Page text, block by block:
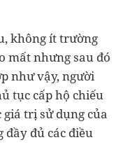
không ít trường
mất nhưng sau đó
như vậy, người
tục cấp hộ chiếu
trị sử dụng của
đầy đủ các điều